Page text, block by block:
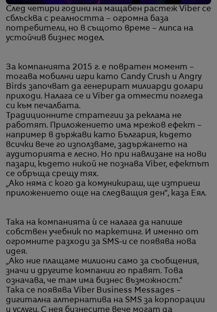
След четири години на мащабен растеж Viber се
сблъсква с реалността – огромна база
потребители, но в същото време – липса на
устойчив бизнес модел.
За компанията 2015 г. е повратен момент –
тогава мобилни игри като Candy Crush и Angry
Birds започват да генерират милиарди долари
приходи. Налага се и Viber да отмести погледа
си към печалбата.
Традиционните стратегии за реклама не
работят. Приложението има мрежов ефект –
например в държави като България, където
всички вече го използваме, задържането на
аудиторията е лесно. Но при навлизане на нови
пазари, където никой не познава Viber, ефектът
се обръща срещу тях.
„Ако няма с кого да комуникираш, ще изтриеш
приложението още на следващия ден“, каза Еял.
Така на компанията ѝ се налага да напише
собствен учебник по маркетинг. И именно от
огромните разходи за SMS-и се появява нова
идея.
„Ако ние плащаме милиони само за съобщения,
значи и другите компании го правят. Това
означава, че там има бизнес възможност.“
Така се появява Viber Business Messages –
дигитална алтернатива на SMS за корпорации
и услуги. С нея бизнесите вече могат да